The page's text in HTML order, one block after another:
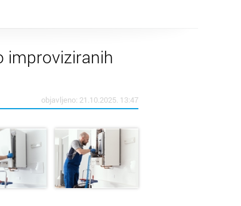
improviziranih
objavljeno: 21.10.2025. 13:47